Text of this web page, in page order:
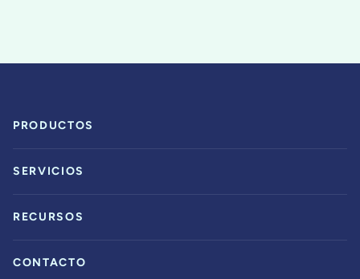
PRODUCTOS
SERVICIOS
RECURSOS
CONTACTO